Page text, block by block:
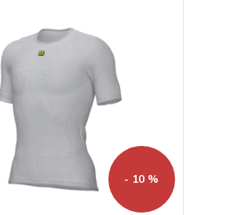
- 10 %